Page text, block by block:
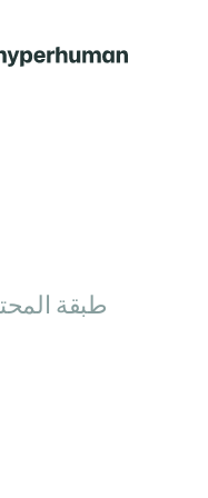
طبقة